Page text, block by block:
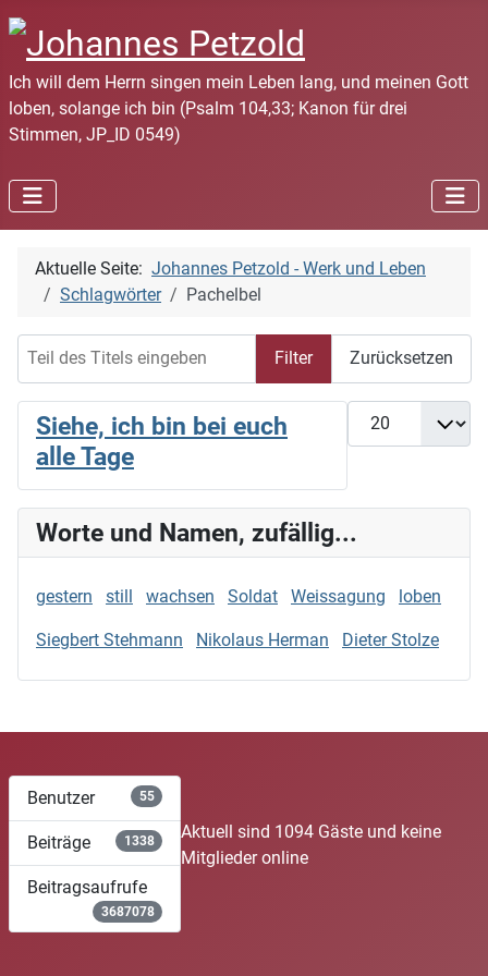
Ich will dem Herrn singen mein Leben lang, und meinen Gott
loben, solange ich bin (Psalm 104,33; Kanon für drei
Stimmen, JP_ID 0549)
Aktuelle Seite: Johannes Petzold - Werk und Leben
Schlagwörter
Pachelbel
Filter Zurücksetzen
Anzeige #
Siehe, ich bin bei euch
alle Tage
Worte und Namen, zufällig...
gestern still wachsen Soldat Weissagung loben
Siegbert Stehmann Nikolaus Herman Dieter Stolze
Benutzer 55
Beiträge 1338
Beitragsaufrufe
3687078
Aktuell sind 1094 Gäste und keine
Mitglieder online